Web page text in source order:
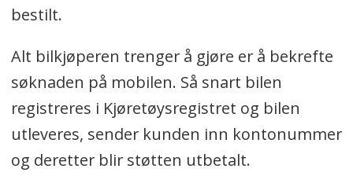
bestilt.
Alt bilkjøperen trenger å gjøre er å bekrefte
søknaden på mobilen. Så snart bilen
registreres i Kjøretøysregistret og bilen
utleveres, sender kunden inn kontonummer
og deretter blir støtten utbetalt.